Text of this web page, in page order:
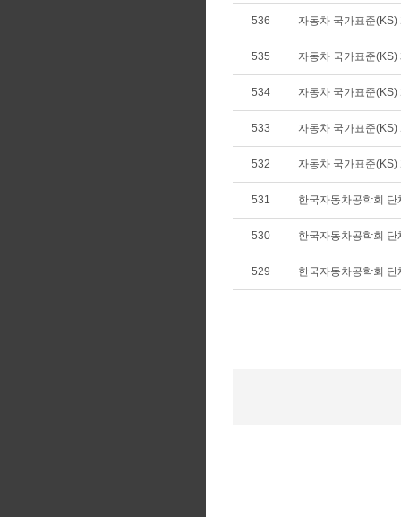
536 자동차 국가표준
535 자동차 국가표준
534 자동차 국가표준
533 자동차 국가표준
532 자동차 국가표준
531 한국자동차공학회
530 한국자동차공학회
529 한국자동차공학회